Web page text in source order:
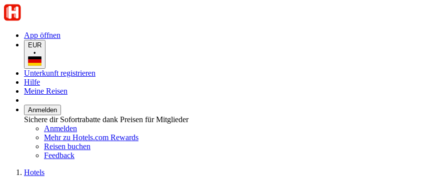
App öffnen
EUR
•
Unterkunft registrieren
Hilfe
Meine Reisen
Anmelden
Sichere dir Sofortrabatte dank Preisen für Mitglieder
Anmelden
Mehr zu Hotels.com Rewards
Reisen buchen
Feedback
Hotels